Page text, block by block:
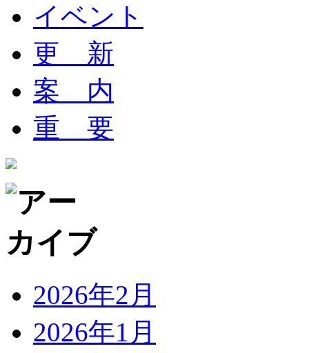
イベント
更 新
案 内
重 要
2026年2月
2026年1月